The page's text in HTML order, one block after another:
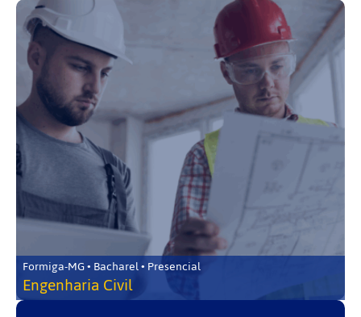
Formiga-MG • Bacharel • Presencial
Engenharia Civil